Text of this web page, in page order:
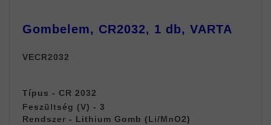
Gombelem, CR2032, 1 db, VARTA
VECR2032
Típus - CR 2032
Feszültség (V) - 3
Rendszer - Lithium Gomb (Li/MnO2)